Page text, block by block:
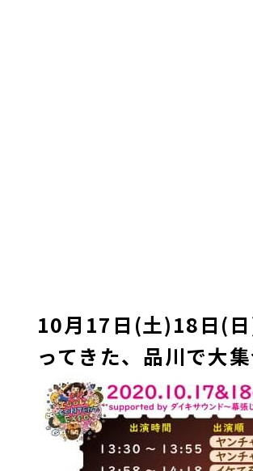
10月17日(土)18日(
ってきた、品川で大